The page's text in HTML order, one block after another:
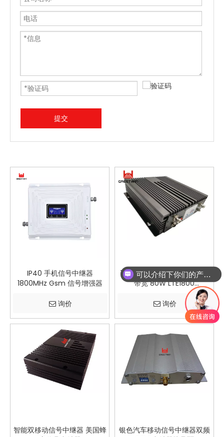
提交
IP40 手机信号中继器
1800MHz Gsm 信号增强器
询价
75dB 增益手机信号增强器双
带宽 80W LTE1800
WCDMA2100MHz
询价
智能双移动信号中继器 美国蜂
银色汽车移动信号中继器双频
可以介绍下你们的产品么